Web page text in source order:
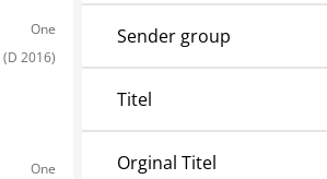
One
(D 2016)
One
Sender group
Titel
Orginal Titel